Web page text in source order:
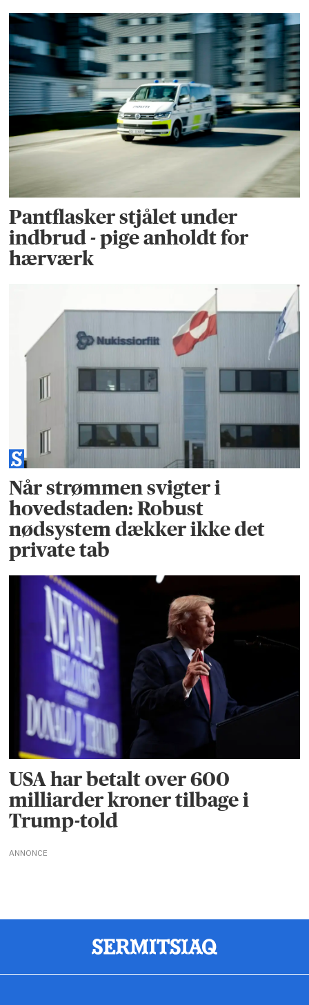
Pantflasker stjålet under
indbrud - pige anholdt for
hærværk
Når strømmen svigter i
hovedstaden: Robust
nødsystem dækker ikke det
private tab
USA har betalt over 600
milliarder kroner tilbage i
Trump-told
ANNONCE